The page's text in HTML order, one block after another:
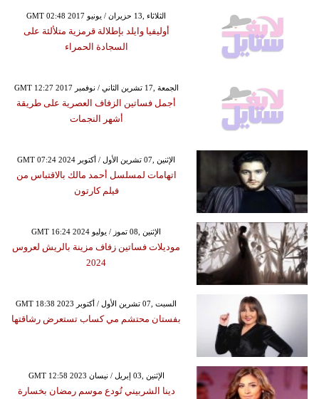
GMT 02:48 2017 الثلاثاء ,13 حزيران / يونيو
أوليفيا وايلد بإطلالة قرمزية متلألئة على
السجادة الحمراء
GMT 12:27 2017 الجمعة ,17 تشرين الثاني / نوفمبر
أجمل فساتين الزفاف العصرية على طريقة
أشهر النجمات
GMT 07:24 2024 الإثنين ,07 تشرين الأول / أكتوبر
اتهامات لمسلسل أحمد مالك بالاقتباس من
فيلم كارتون
GMT 16:24 2024 الإثنين ,08 تموز / يوليو
موديلات فساتين زفاف مزينة بالريش لعروس
2024
GMT 18:38 2023 السبت ,07 تشرين الأول / أكتوبر
بفستان محتشم مي كساب تستعرض رشاقتها
GMT 12:58 2023 الإثنين ,03 إبريل / نيسان
دينا الشربيني تُودع موسم رمضان بخسارة